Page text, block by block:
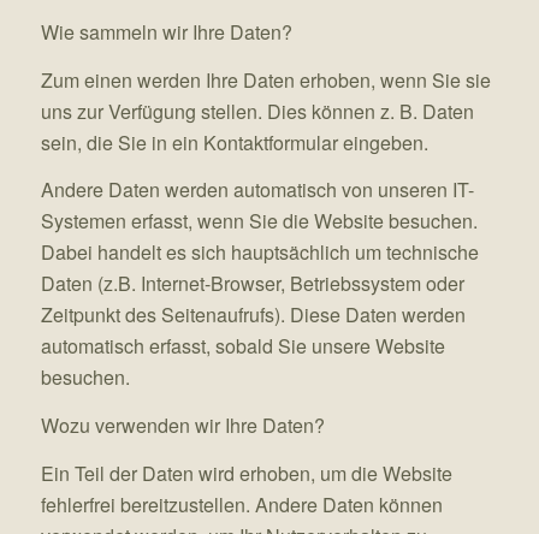
Wie sammeln wir Ihre Daten?
Zum einen werden Ihre Daten erhoben, wenn Sie sie
uns zur Verfügung stellen. Dies können z. B. Daten
sein, die Sie in ein Kontaktformular eingeben.
Andere Daten werden automatisch von unseren IT-
Systemen erfasst, wenn Sie die Website besuchen.
Dabei handelt es sich hauptsächlich um technische
Daten (z.B. Internet-Browser, Betriebssystem oder
Zeitpunkt des Seitenaufrufs). Diese Daten werden
automatisch erfasst, sobald Sie unsere Website
besuchen.
Wozu verwenden wir Ihre Daten?
Ein Teil der Daten wird erhoben, um die Website
fehlerfrei bereitzustellen. Andere Daten können